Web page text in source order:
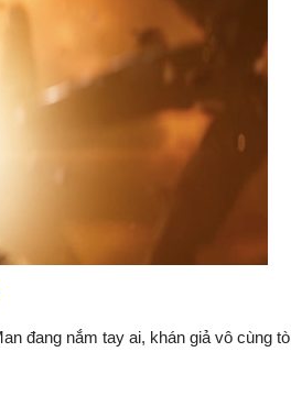
đang nắm tay ai, khán giả vô cùng tò